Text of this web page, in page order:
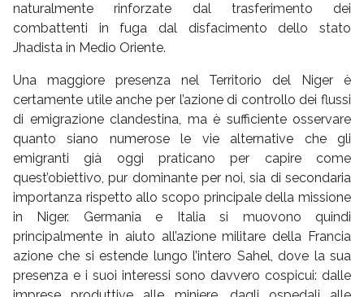
naturalmente rinforzate dal trasferimento dei
combattenti in fuga dal disfacimento dello stato
Jhadista in Medio Oriente.
Una maggiore presenza nel Territorio del Niger è
certamente utile anche per l’azione di controllo dei flussi
di emigrazione clandestina, ma è sufficiente osservare
quanto siano numerose le vie alternative che gli
emigranti già oggi praticano per capire come
quest’obiettivo, pur dominante per noi, sia di secondaria
importanza rispetto allo scopo principale della missione
in Niger. Germania e Italia si muovono quindi
principalmente in aiuto all’azione militare della Francia
azione che si estende lungo l’intero Sahel, dove la sua
presenza e i suoi interessi sono davvero cospicui: dalle